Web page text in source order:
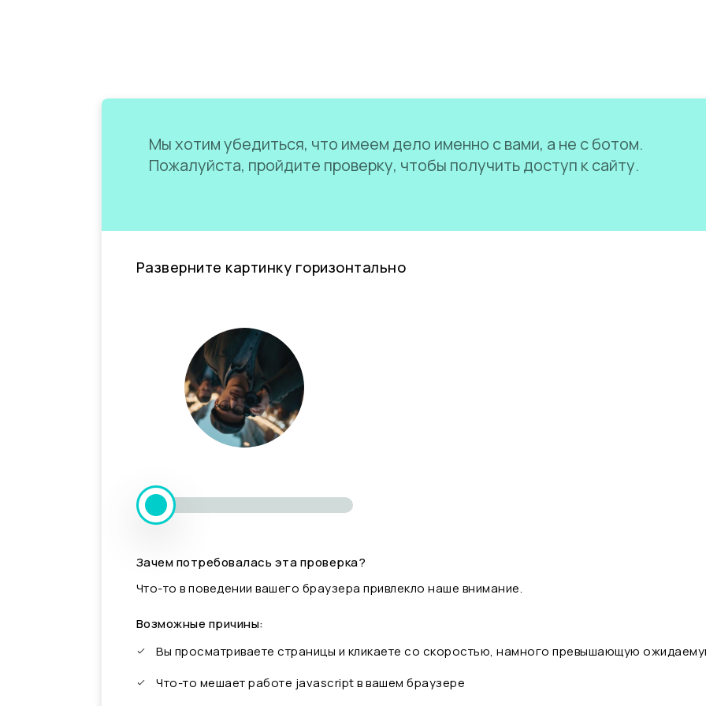
Мы хотим убедиться, что имеем дело именно с вами, а не с ботом.
Пожалуйста, пройдите проверку, чтобы получить доступ к сайту.
Разверните картинку горизонтально
Зачем потребовалась эта проверка?
Что-то в поведении вашего браузера привлекло наше внимание.
Возможные причины:
Вы просматриваете страницы и кликаете со скоростью, намного превышающую
Что-то мешает работе javascript в вашем браузере